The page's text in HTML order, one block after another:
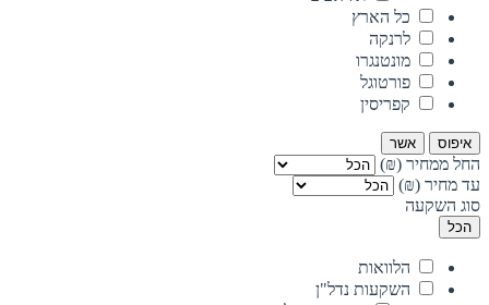
כל הארץ
לרנקה
מונטנגרו
פורטוגל
קפריסין
איפוס אשר
החל ממחיר (₪)
עד מחיר (₪)
סוג השקעה
הכל
הלוואות
השקעות נדל"ן